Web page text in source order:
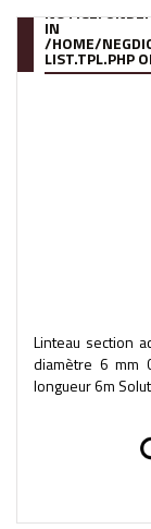
NOTICE:
IN
/HOME/
LIST.TPL.PHP
Linteau section
diamètre 6 mm
longueur 6m